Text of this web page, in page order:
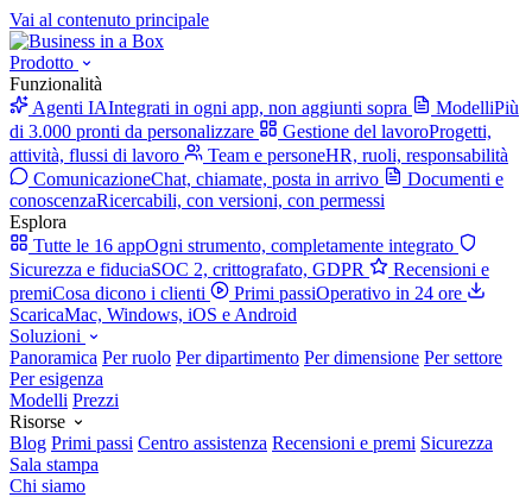
Vai al contenuto principale
Prodotto
Funzionalità
Agenti IAIntegrati in ogni app, non aggiunti sopra ModelliPiù
di 3.000 pronti da personalizzare
Gestione del lavoroProgetti,
attività, flussi di lavoro
Team e personeHR, ruoli, responsabilità
ComunicazioneChat, chiamate, posta in arrivo
Documenti e
conoscenzaRicercabili, con versioni, con permessi
Esplora
Tutte le 16 appOgni strumento, completamente integrato
Sicurezza e fiduciaSOC 2, crittografato, GDPR
Recensioni e
premiCosa dicono i clienti Primi passiOperativo in 24 ore
ScaricaMac, Windows, iOS e Android
Soluzioni
Panoramica Per ruolo Per dipartimento Per dimensione Per settore
Per esigenza
Modelli Prezzi
Risorse
Blog Primi passi Centro assistenza Recensioni e premi Sicurezza
Sala stampa
Chi siamo